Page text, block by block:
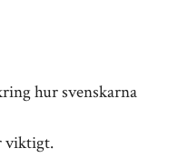
hur svenskarna
viktigt.